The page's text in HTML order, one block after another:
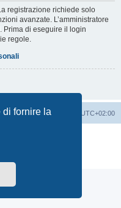
fornire la
registrazione richiede solo
avanzate. L’amministratore
Prima di eseguire il login
regole.
Tutti gli orari sono UTC+02:00
cookie